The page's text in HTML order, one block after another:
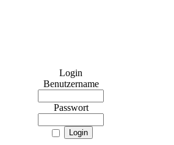
Login
Benutzername
Passwort